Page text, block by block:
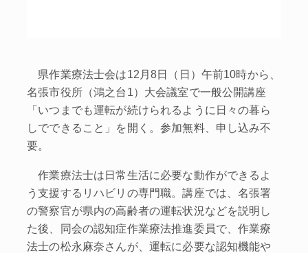
県作業療法士会は12月8日（日）午前10時から、
名張市役所（鴻之台1）大会議室で一般公開講座
「いつまでも運転が続けられるように日々の暮ら
しでできること」を開く。参加無料、申し込み不
要。
作業療法士は日常生活に必要な動作ができるよ
う支援するリハビリの専門職。講座では、名張署
の警察官が県内の高齢者の運転状況などを説明し
た後、同会の認知症作業療法推進委員で、作業療
法士の松永麻奈さんが、運転に必要な認知機能や